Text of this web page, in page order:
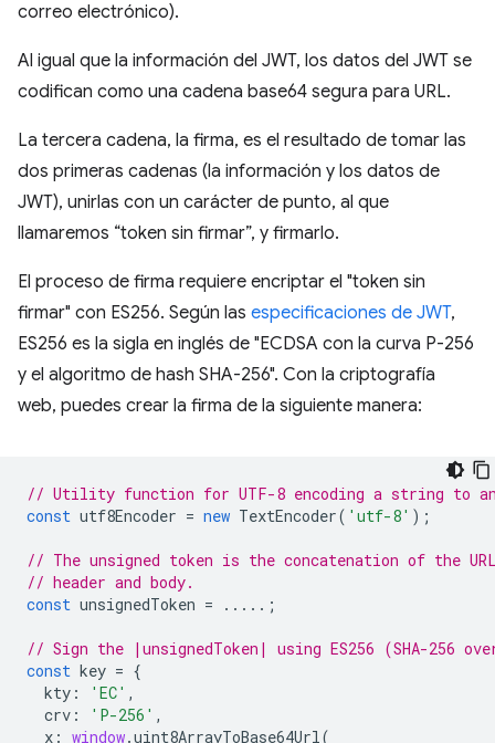
correo electrónico).
Al igual que la información del JWT, los datos del JWT se
codifican como una cadena base64 segura para URL.
La tercera cadena, la firma, es el resultado de tomar las
dos primeras cadenas (la información y los datos de
JWT), unirlas con un carácter de punto, al que
llamaremos “token sin firmar”, y firmarlo.
El proceso de firma requiere encriptar el "token sin
firmar" con ES256. Según las especificaciones de JWT,
ES256 es la sigla en inglés de "ECDSA con la curva P-256
y el algoritmo de hash SHA-256". Con la criptografía
web, puedes crear la firma de la siguiente manera:
// Utility function for UTF-8 encoding a string to
const utf8Encoder = new TextEncoder( 'utf-8' );
// The unsigned token is the concatenation of the
// header and body.
const unsignedToken = .....;
// Sign the |unsignedToken| using ES256 (SHA-256
const key = {
kty : 'EC' ,
crv : 'P-256' ,
x : window.uint8ArrayToBase64Url(